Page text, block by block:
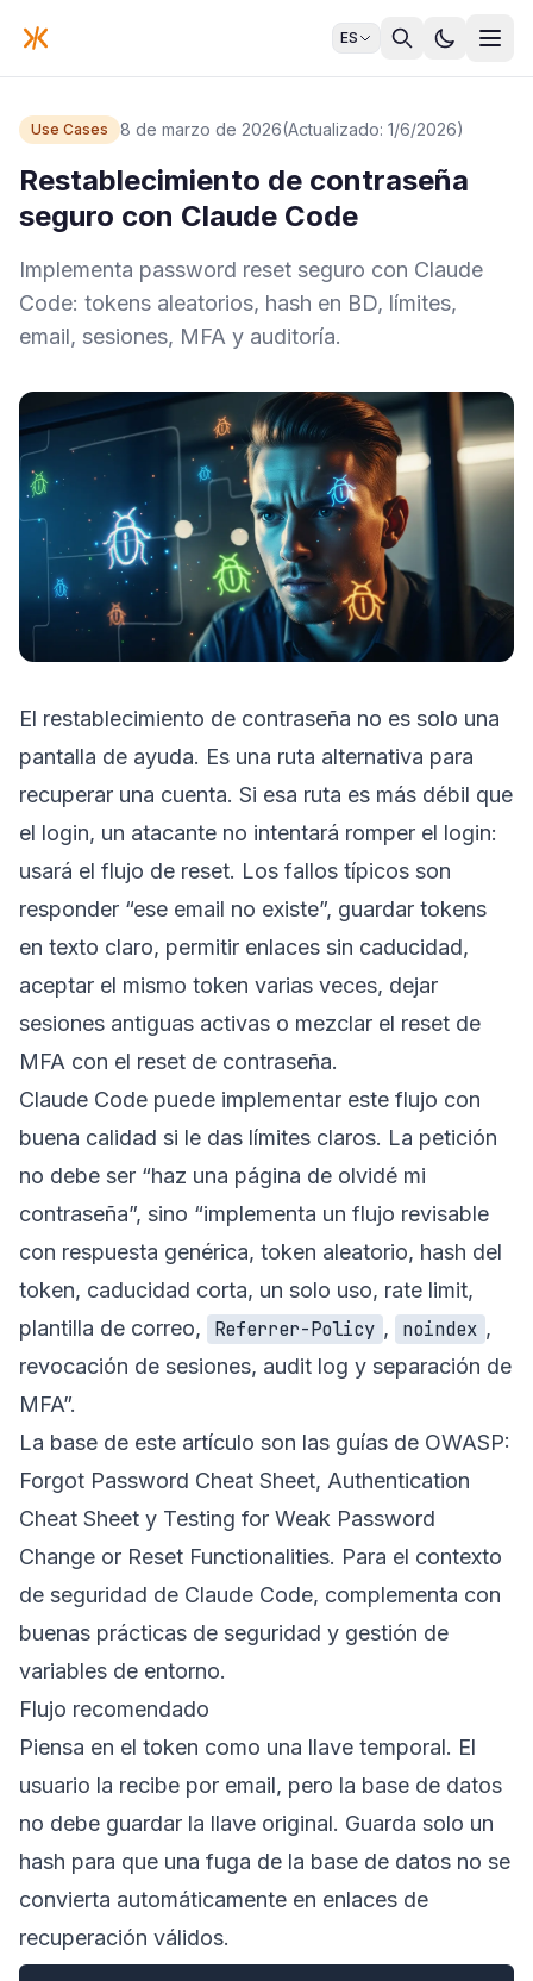
ES
Use Cases 8 de marzo de 2026(Actualizado: 1/6/2026)
Restablecimiento de contraseña
seguro con Claude Code
Implementa password reset seguro con Claude
Code: tokens aleatorios, hash en BD, límites,
email, sesiones, MFA y auditoría.
El restablecimiento de contraseña no es solo una
pantalla de ayuda. Es una ruta alternativa para
recuperar una cuenta. Si esa ruta es más débil que
el login, un atacante no intentará romper el login:
usará el flujo de reset. Los fallos típicos son
responder “ese email no existe”, guardar tokens
en texto claro, permitir enlaces sin caducidad,
aceptar el mismo token varias veces, dejar
sesiones antiguas activas o mezclar el reset de
MFA con el reset de contraseña.
Claude Code puede implementar este flujo con
buena calidad si le das límites claros. La petición
no debe ser “haz una página de olvidé mi
contraseña”, sino “implementa un flujo revisable
con respuesta genérica, token aleatorio, hash del
token, caducidad corta, un solo uso, rate limit,
plantilla de correo,
Referrer-Policy , noindex ,
revocación de sesiones, audit log y separación de
MFA”.
La base de este artículo son las guías de OWASP:
Forgot Password Cheat Sheet, Authentication
Cheat Sheet y Testing for Weak Password
Change or Reset Functionalities. Para el contexto
de seguridad de Claude Code, complementa con
buenas prácticas de seguridad y gestión de
variables de entorno.
Flujo recomendado
Piensa en el token como una llave temporal. El
usuario la recibe por email, pero la base de datos
no debe guardar la llave original. Guarda solo un
hash para que una fuga de la base de datos no se
convierta automáticamente en enlaces de
recuperación válidos.